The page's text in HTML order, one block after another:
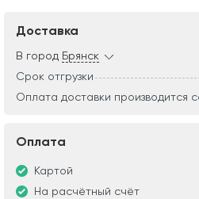
Доставка
В город Брянск
Срок отгрузки
Оплата доставки производится
Оплата
Картой
На расчётный счёт